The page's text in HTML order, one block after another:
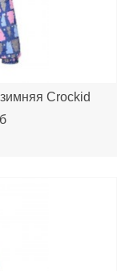
Crockid